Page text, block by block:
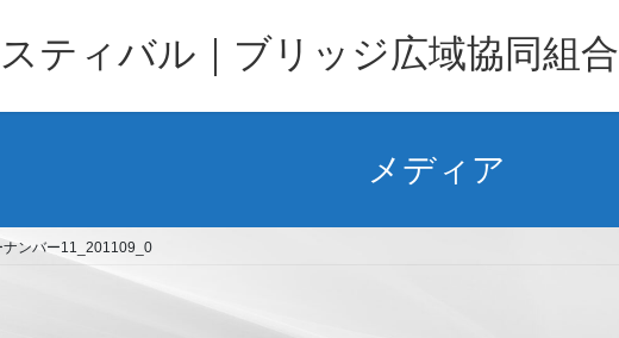
ティバル｜ブリッジ広域協同組合
メディア
ナンバー11_201109_0